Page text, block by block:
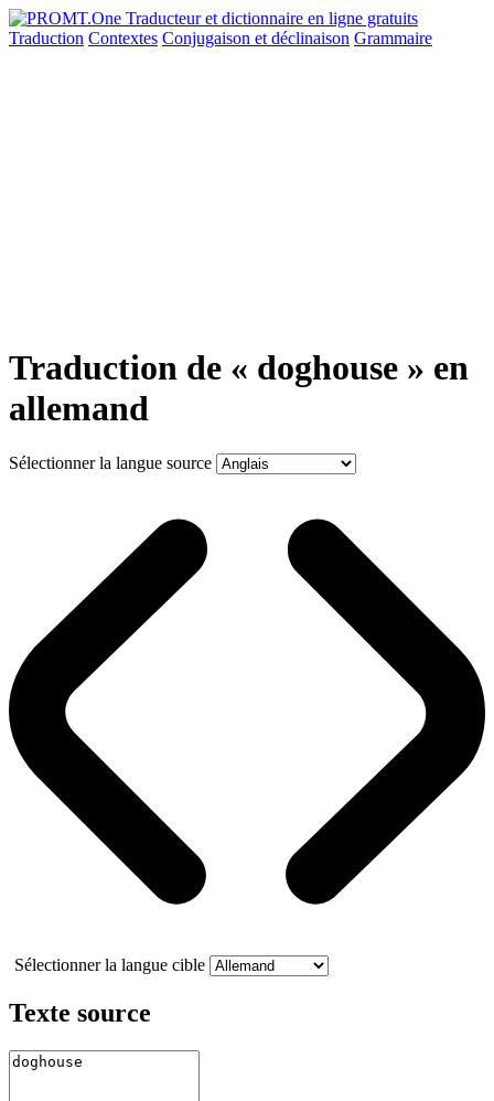
Traduction Contextes Conjugaison et déclinaison Grammaire
Traduction de « doghouse » en
allemand
Sélectionner la langue source
Sélectionner la langue cible
Texte source